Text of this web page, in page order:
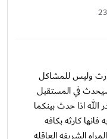
وليس للمشاكل
في المستقبل
اذا حدث بينكما
كارثه بكافه
الشريفه العاقله